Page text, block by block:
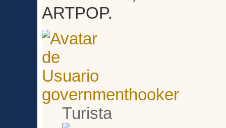
ARTPOP.
governmenthooker
Turista